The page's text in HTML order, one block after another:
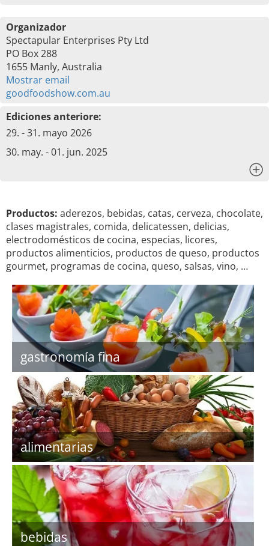
Organizador
Spectapular Enterprises Pty Ltd
PO Box 288
1655 Manly, Australia
Mostrar email
goodfoodshow.com.au
Ediciones anteriore:
29. - 31. mayo 2026
30. may. - 01. jun. 2025
Productos: aderezos, bebidas, catas, cerveza, chocolate,
clases magistrales, comida, delicatessen, delicias,
electrodomésticos de cocina, especias, licores,
productos alimenticios, productos de queso, productos
gourmet, programas de cocina, queso, salsas, vino, …
gastronomía fina
alimentarias
bebidas